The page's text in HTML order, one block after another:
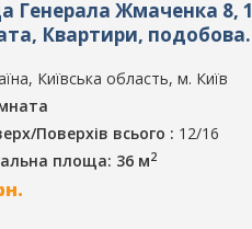
Генерала Жмаченка 8, 1
Квартири, подобова
Київська область, м. Київ
Поверхів всього : 12/16
площа: 36 м2